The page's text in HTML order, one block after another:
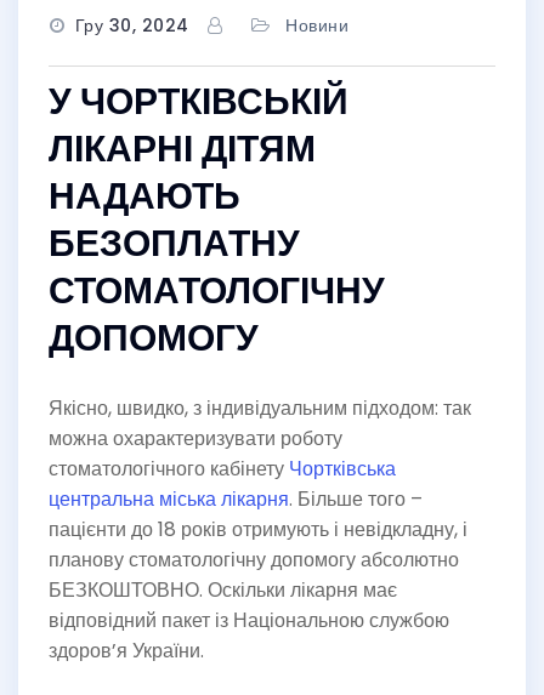
Гру 30, 2024 Новини
У ЧОРТКІВСЬКІЙ
ЛІКАРНІ ДІТЯМ
НАДАЮТЬ
БЕЗОПЛАТНУ
СТОМАТОЛОГІЧНУ
ДОПОМОГУ
Якісно, швидко, з індивідуальним підходом: так
можна охарактеризувати роботу
стоматологічного кабінету Чортківська
центральна міська лікарня. Більше того –
пацієнти до 18 років отримують і невідкладну, і
планову стоматологічну допомогу абсолютно
БЕЗКОШТОВНО. Оскільки лікарня має
відповідний пакет із Національною службою
здоров’я України.